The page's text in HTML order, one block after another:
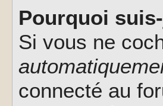
Pourquoi
Si vous ne
connecté au